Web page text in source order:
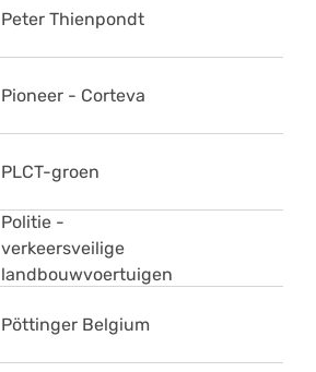
Peter Thienpondt
Pioneer - Corteva
PLCT-groen
Politie -
verkeersveilige
landbouwvoertuigen
Pöttinger Belgium